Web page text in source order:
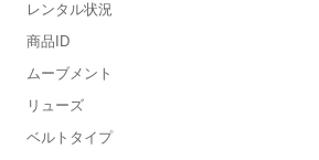
レンタル状況
商品ID
ムーブメント
リューズ
ベルトタイプ
■重さ(ベルト込み)